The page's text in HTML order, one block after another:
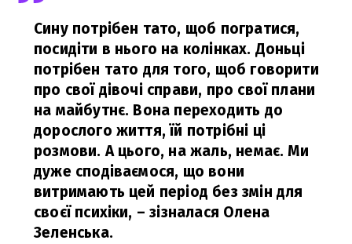
Сину потрібен тато, щоб погратися,
посидіти в нього на колінках. Доньці
потрібен тато для того, щоб говорити
про свої дівочі справи, про свої плани
на майбутнє. Вона переходить до
дорослого життя, їй потрібні ці
розмови. А цього, на жаль, немає. Ми
дуже сподіваємося, що вони
витримають цей період без змін для
своєї психіки, – зізналася Олена
Зеленська.